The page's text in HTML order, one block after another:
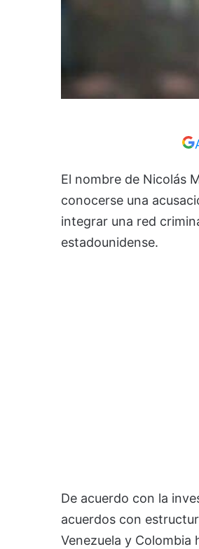
El nombre de Nicolás
conocerse una
integrar una red
estadounidense.
De acuerdo con la
acuerdos con
Venezuela y Colombia